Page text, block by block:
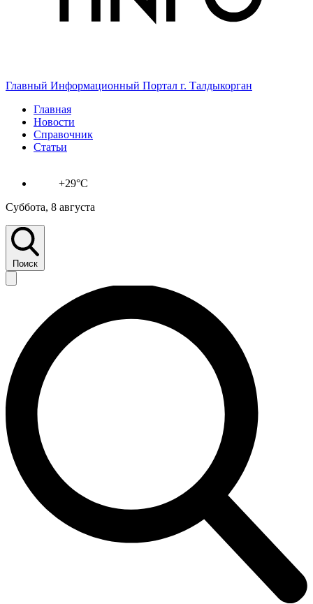
Главный Информационный Портал г. Талдыкорган
Главная
Новости
Справочник
Статьи
+29°C
Суббота, 8 августа
Поиск